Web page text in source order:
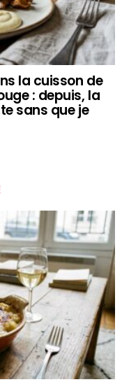
la cuisson de
: depuis, la
sans que je